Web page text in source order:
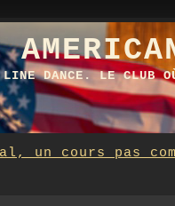
LINE DANCE. LE CLUB
un cours pas